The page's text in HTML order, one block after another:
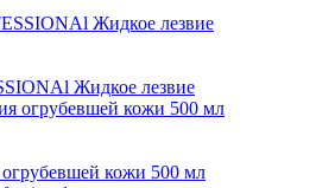
Жидкое лезвие
кожи 500 мл